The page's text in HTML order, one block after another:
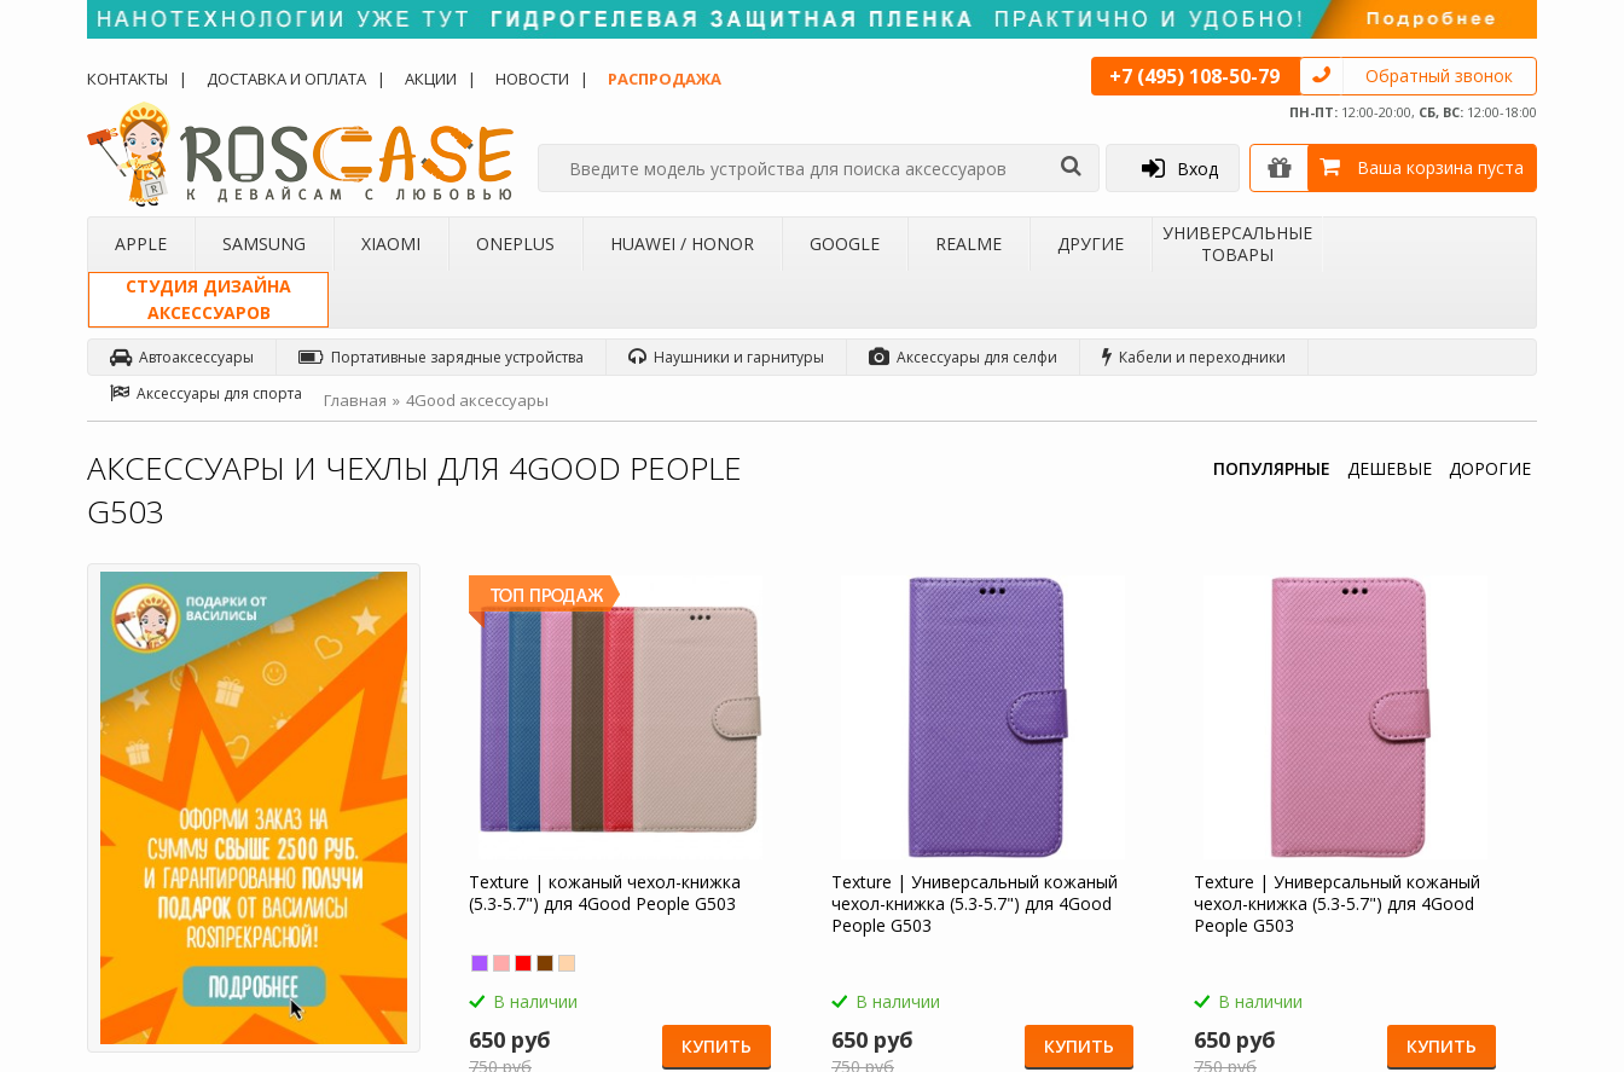
КОНТАКТЫ ДОСТАВКА И ОПЛАТА АКЦИИ НОВОСТИ РАСПРОДАЖА +7 (495) 108-50-79 Обратный звонок
ПН-ПТ: 12:00-20:00, СБ, ВС: 12:00-18:00
Вход Ваша корзина пуста
APPLE SAMSUNG XIAOMI ONEPLUS HUAWEI / HONOR GOOGLE REALME ДРУГИЕ
УНИВЕРСАЛЬНЫЕ
ТОВАРЫ
СТУДИЯ ДИЗАЙНА
АКСЕССУАРОВ
Автоаксессуары Портативные зарядные устройства Наушники и гарнитуры Аксессуары для селфи
Кабели и переходники
Аксессуары для спорта
Главная 4Good аксессуары
АКСЕССУАРЫ И ЧЕХЛЫ ДЛЯ 4GOOD PEOPLE
G503
ПОПУЛЯРНЫЕ ДЕШЕВЫЕ ДОРОГИЕ
Texture | кожаный чехол-книжка
(5.3-5.7") для 4Good People G503
В наличии
650 руб
750 руб
КУПИТЬ
Texture | Универсальный кожаный
чехол-книжка (5.3-5.7") для 4Good
People G503
В наличии
650 руб
750 руб
КУПИТЬ
Texture | Универсальный кожаный
чехол-книжка (5.3-5.7") для 4Good
People G503
В наличии
650 руб
750 руб
КУПИТЬ